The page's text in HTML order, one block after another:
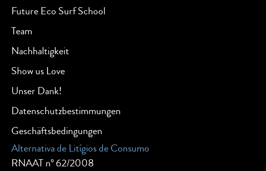
Future Eco Surf School
Team
Nachhaltigkeit
Show us Love
Unser Dank!
Datenschutzbestimmungen
Geschäftsbedingungen
Alternativa de Litígios de Consumo
RNAAT nº 62/2008